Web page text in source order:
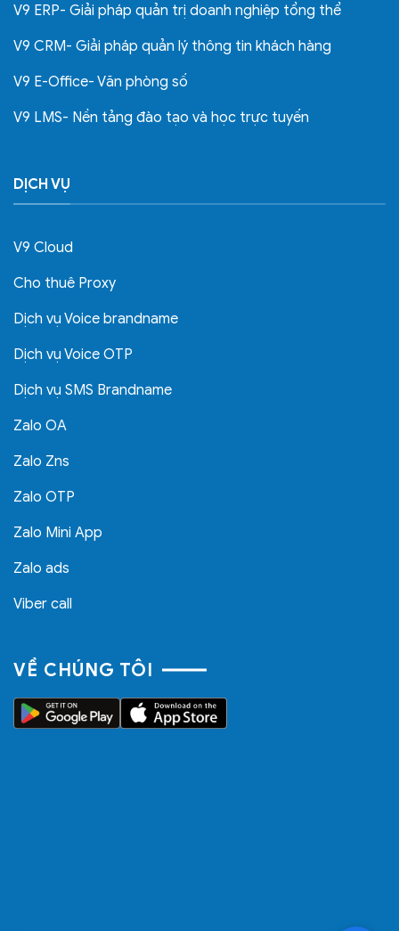
V9 ERP- Giải pháp quản trị doanh nghiệp tổng thể
V9 CRM- Giải pháp quản lý thông tin khách hàng
V9 E-Office- Văn phòng số
V9 LMS- Nền tảng đào tạo và học trực tuyến
DỊCH VỤ
V9 Cloud
Cho thuê Proxy
Dịch vụ Voice brandname
Dịch vụ Voice OTP
Dịch vụ SMS Brandname
Zalo OA
Zalo Zns
Zalo OTP
Zalo Mini App
Zalo ads
Viber call
VỀ CHÚNG TÔI